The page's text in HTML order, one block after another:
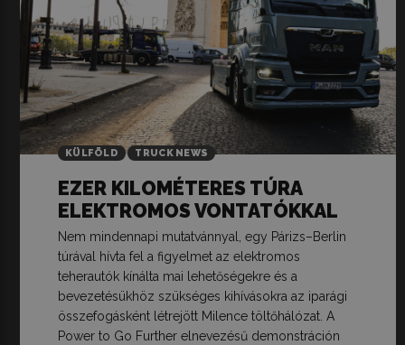
KÜLFÖLD TRUCK NEWS
EZER KILOMÉTERES TÚRA
ELEKTROMOS VONTATÓKKAL
Nem mindennapi mutatvánnyal, egy Párizs–Berlin
túrával hívta fel a figyelmet az elektromos
teherautók kínálta mai lehetőségekre és a
bevezetésükhöz szükséges kihívásokra az iparági
összefogásként létrejött Milence töltőhálózat. A
Power to Go Further elnevezésű demonstráción